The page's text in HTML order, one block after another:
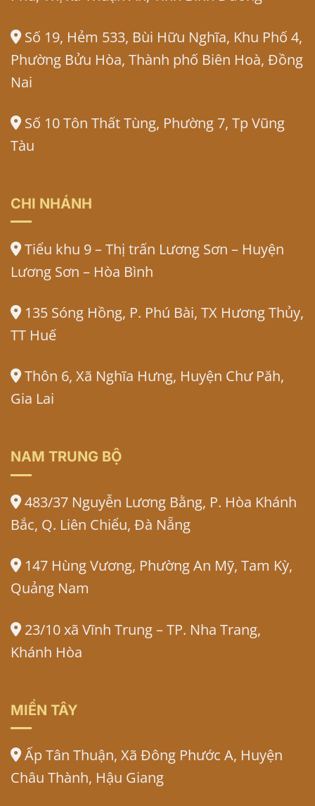
Số 19, Hẻm 533, Bùi Hữu Nghĩa, Khu Phố 4,
Phường Bửu Hòa, Thành phố Biên Hoà, Đồng
Nai
Số 10 Tôn Thất Tùng, Phường 7, Tp Vũng
Tàu
CHI NHÁNH
Tiểu khu 9 – Thị trấn Lương Sơn – Huyện
Lương Sơn – Hòa Bình
135 Sóng Hồng, P. Phú Bài, TX Hương Thủy,
TT Huế
Thôn 6, Xã Nghĩa Hưng, Huyện Chư Păh,
Gia Lai
NAM TRUNG BỘ
483/37 Nguyễn Lương Bằng, P. Hòa Khánh
Bắc, Q. Liên Chiểu, Đà Nẵng
147 Hùng Vương, Phường An Mỹ, Tam Kỳ,
Quảng Nam
23/10 xã Vĩnh Trung – TP. Nha Trang,
Khánh Hòa
MIỀN TÂY
Ấp Tân Thuận, Xã Đông Phước A, Huyện
Châu Thành, Hậu Giang